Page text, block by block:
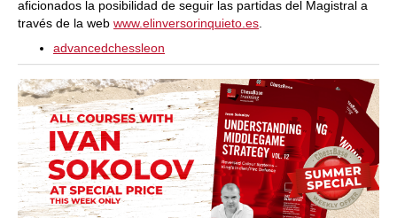
aficionados la posibilidad de seguir las partidas del Magistral a
través de la web www.elinversorinquieto.es
advancedchessleon